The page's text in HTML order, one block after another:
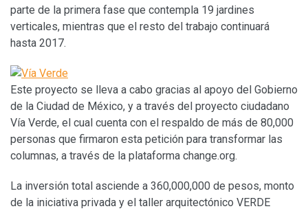
parte de la primera fase que contempla 19 jardines
verticales, mientras que el resto del trabajo continuará
hasta 2017.
Este proyecto se lleva a cabo gracias al apoyo del Gobierno
de la Ciudad de México, y a través del proyecto ciudadano
Vía Verde, el cual cuenta con el respaldo de más de 80,000
personas que firmaron esta petición para transformar las
columnas, a través de la plataforma change.org.
La inversión total asciende a 360,000,000 de pesos, monto
de la iniciativa privada y el taller arquitectónico VERDE